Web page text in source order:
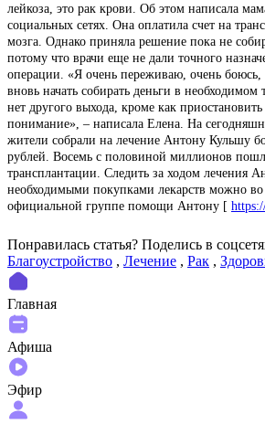
лейкоза, это рак крови. Об этом написала
социальных сетях. Она оплатила счет на
мозга. Однако приняла решение пока не
потому что врачи еще не дали точного
операции. «Я очень переживаю, очень боюсь,
вновь начать собирать деньги в необходимом
нет другого выхода, кроме как
понимание», – написала Елена. На
жители собрали на лечение Антону Кульшу
рублей. Восемь с половиной миллионов
трансплантации. Следить за ходом лечения
необходимыми покупками лекарств можно во
официальной группе помощи Антону [
Понравилась статья? Поделиcь в
Благоустройство , Лечение , Рак ,
Главная
Афиша
Эфир